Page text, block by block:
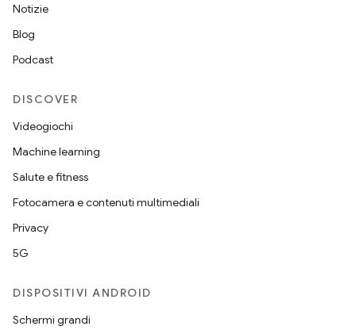
Notizie
Blog
Podcast
DISCOVER
Videogiochi
Machine learning
Salute e fitness
Fotocamera e contenuti multimediali
Privacy
5G
DISPOSITIVI ANDROID
Schermi grandi